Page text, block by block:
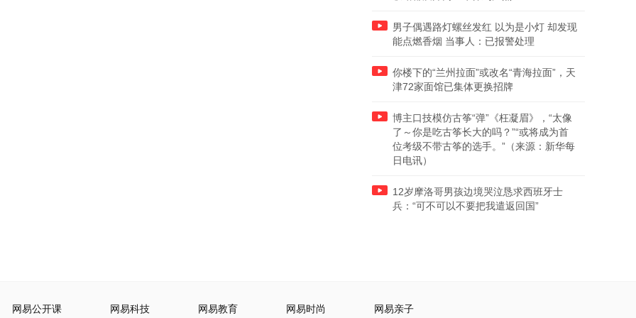
男子偶遇路灯螺丝发红 以为是小灯 却发现
能点燃香烟 当事人：已报警处理
你楼下的“兰州拉面”或改名“青海拉面”，天
津72家面馆已集体更换招牌
博主口技模仿古筝“弹”《枉凝眉》，“太像
了～你是吃古筝长大的吗？”“或将成为首
位考级不带古筝的选手。”（来源：新华每
日电讯）
12岁摩洛哥男孩边境哭泣恳求西班牙士
兵：“可不可以不要把我遣返回国”
网易公开课 网易科技 网易教育 网易时尚 网易亲子